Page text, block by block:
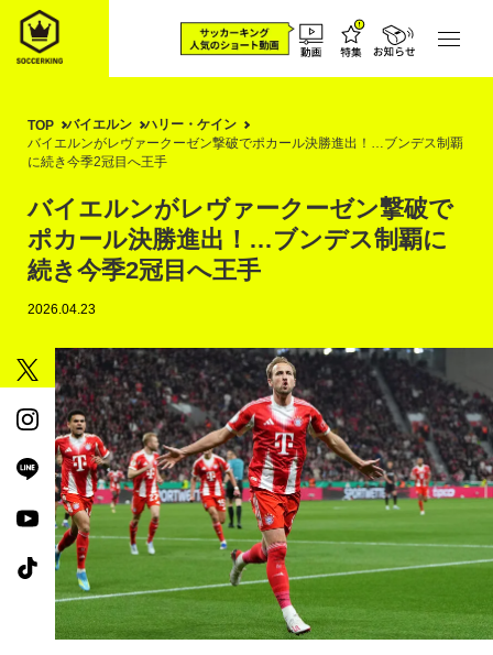
TOP バイエルン
ハリー・ケイン
バイエルンがレヴァークーゼン撃破でポカール決勝進出！…ブンデス制覇
に続き今季2冠目へ王手
バイエルンがレヴァークーゼン撃破で
ポカール決勝進出！…ブンデス制覇に
続き今季2冠目へ王手
2026.04.23